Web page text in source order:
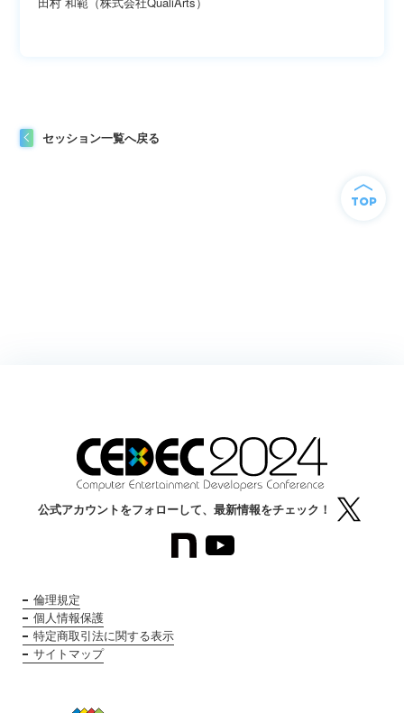
セッション一覧へ戻る
TOP
公式アカウントをフォローして、最新情報をチェック！
倫理規定
個人情報保護
特定商取引法に関する表示
サイトマップ